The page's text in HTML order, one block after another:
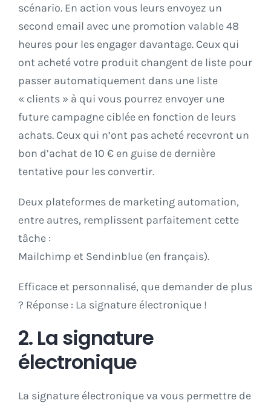
scénario. En action vous leurs envoyez un
second email avec une promotion valable 48
heures pour les engager davantage. Ceux qui
ont acheté votre produit changent de liste pour
passer automatiquement dans une liste
« clients » à qui vous pourrez envoyer une
future campagne ciblée en fonction de leurs
achats. Ceux qui n’ont pas acheté recevront un
bon d’achat de 10 € en guise de dernière
tentative pour les convertir.
Deux plateformes de marketing automation,
entre autres, remplissent parfaitement cette
tâche :
Mailchimp et Sendinblue (en français).
Efficace et personnalisé, que demander de plus
? Réponse : La signature électronique !
2. La signature
électronique
La signature électronique va vous permettre de